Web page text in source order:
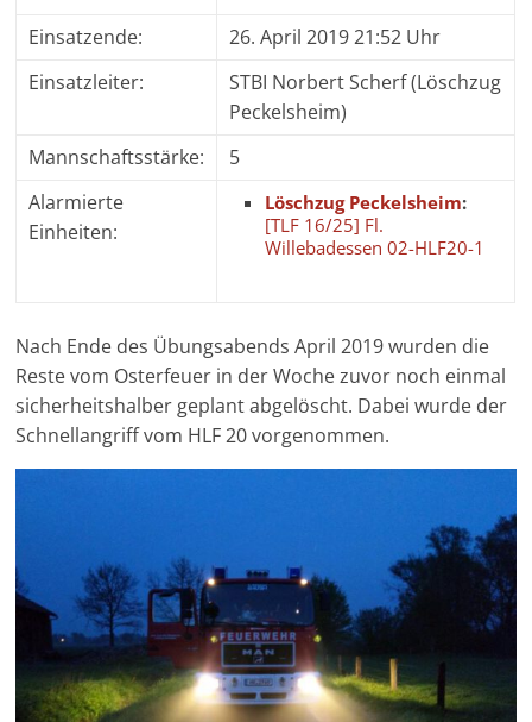
Einsatzende:
26. April 2019 21:52 Uhr
Einsatzleiter:
STBI Norbert Scherf (Löschzug
Peckelsheim)
Mannschaftsstärke:
5
Alarmierte
Einheiten:
Löschzug Peckelsheim:
[TLF 16/25] Fl.
Willebadessen 02-HLF20-1
Nach Ende des Übungsabends April 2019 wurden die
Reste vom Osterfeuer in der Woche zuvor noch einmal
sicherheitshalber geplant abgelöscht. Dabei wurde der
Schnellangriff vom HLF 20 vorgenommen.